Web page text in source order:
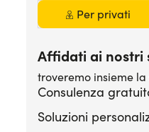
Per privati
Affidati ai nostri
troveremo insieme
Consulenza
Soluzioni